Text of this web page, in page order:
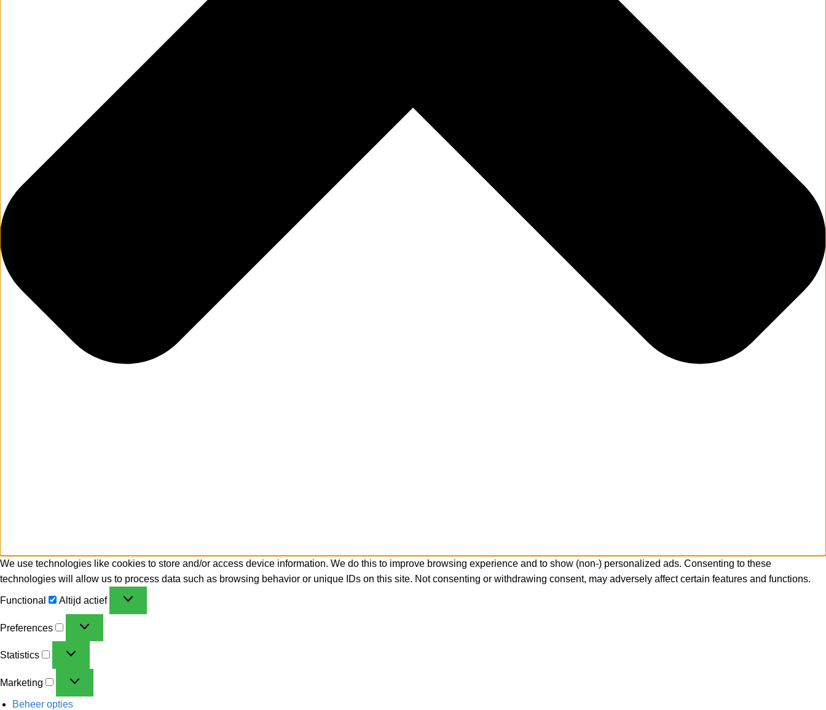
We use technologies like cookies to store and/or access device information. We do this to improve browsing experience and to show (non-) personalized ads. Consenting to these
technologies will allow us to process data such as browsing behavior or unique IDs on this site. Not consenting or withdrawing consent, may adversely affect certain features and functions.
Functional Altijd actief
Preferences
Statistics
Marketing
Beheer opties